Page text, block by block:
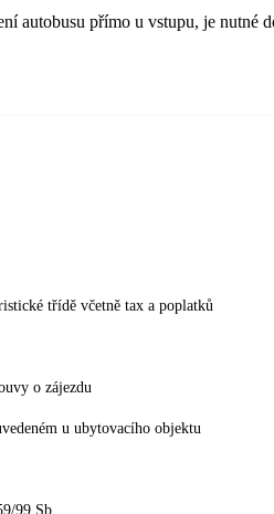
autobusu přímo u vstupu, je nutné
třídě včetně tax a poplatků
o zájezdu
u ubytovacího objektu
99 Sb.